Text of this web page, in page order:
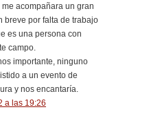
acompañara un gran
breve por falta de trabajo
es una persona con
campo.
importante, ninguno
a un evento de
y nos encantaría.
a las 19:26